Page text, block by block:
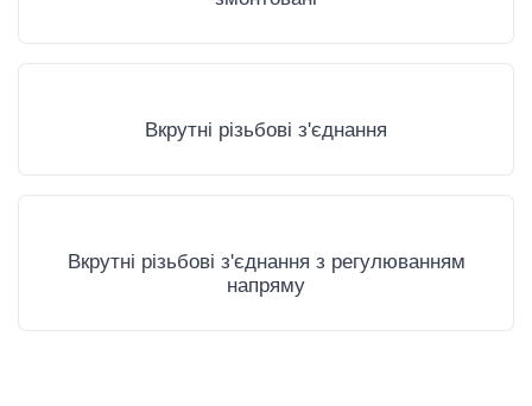
Вкрутні різьбові з'єднання
Вкрутні різьбові з'єднання з регулюванням
напряму